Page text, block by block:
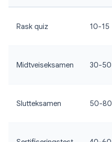
Rask quiz 10-15
Midtveiseksamen 30-50
Slutteksamen 50-80